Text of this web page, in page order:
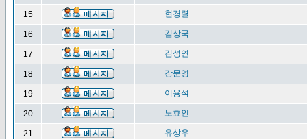
15 현경렬
16 김상국
17 김성연
18 강문영
19 이용석
20 노효인
21 유상우